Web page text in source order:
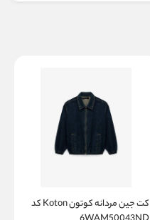
کت جین مردانه کوتون Koton کد